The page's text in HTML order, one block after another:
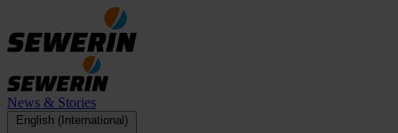
News & Stories
English (International)